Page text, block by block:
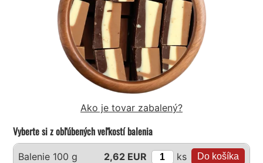
Ako je tovar zabalený?
Vyberte si z obľúbených veľkostí balenia
Balenie 100 g 2,62 EUR ks